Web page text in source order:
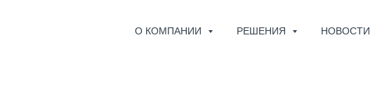
О КОМПАНИИ РЕШЕНИЯ НОВОСТИ